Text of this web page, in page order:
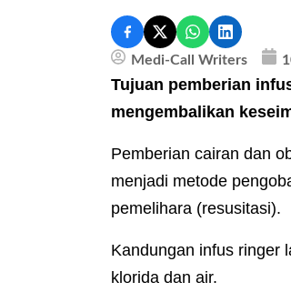
Medi-Call Writers
Tujuan pemberian
mengembalikan
Pemberian cairan dan
menjadi metode
pemelihara (resusitasi).
Kandungan infus ringer
klorida dan air.